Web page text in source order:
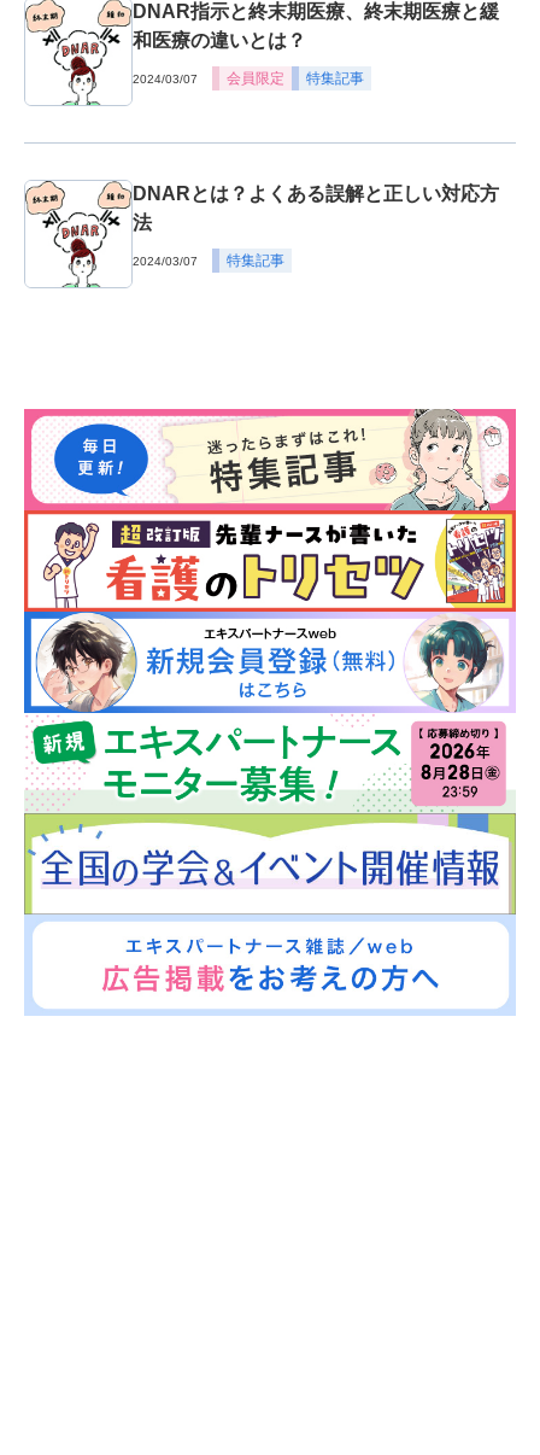
DNAR指示と終末期医療、終末期医療と緩
和医療の違いとは？
2024/03/07 会員限定 特集記事
DNARとは？よくある誤解と正しい対応方
法
2024/03/07 特集記事